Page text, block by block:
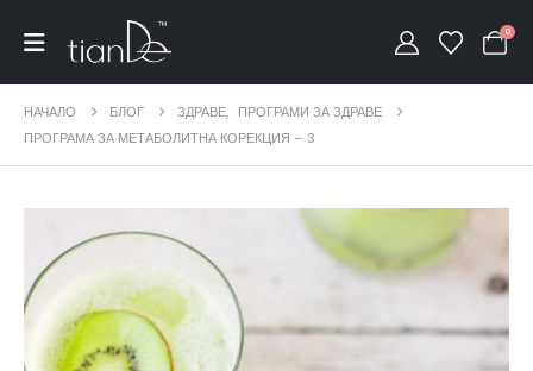
0
НАЧАЛО БЛОГ ЗДРАВЕ, ПРОГРАМИ ЗА ЗДРАВЕ
ПРОГРАМА ЗА МЕТАБОЛИТНА КОРЕКЦИЯ – 3